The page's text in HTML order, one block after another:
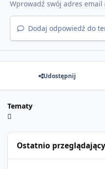
Dodaj odpowiedź do
Udostępnij
Tematy
Ostatnio przeglądający